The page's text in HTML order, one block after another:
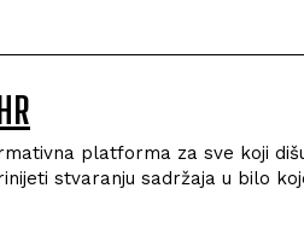
platforma za sve koji
stvaranju sadržaja u bilo